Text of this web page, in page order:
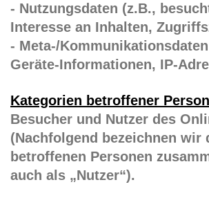
- Nutzungsdaten (z.B.,
Interesse an Inhalten,
- Meta-/
Geräte-Informationen, IP-
Kategorien betroffener
Besucher und Nutzer des
(Nachfolgend bezeichnen wir
betroffenen Personen
auch als „Nutzer“).